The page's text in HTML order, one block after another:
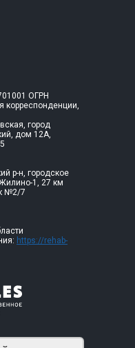
ОГРН
корреспонденции,
город
дом 12А,
р-н, городское
1, 27 км
№2/7
https://rehab-